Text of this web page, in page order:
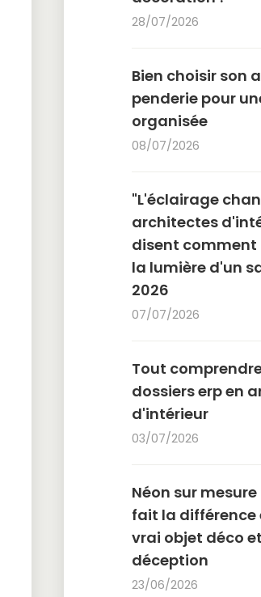
28/07/2026
Bien choisir son
penderie pour
organisée
08/07/2026
"L'éclairage
architectes
disent comment
la lumière d'un
2026
07/07/2026
Tout
dossiers erp en
d'intérieur
03/07/2026
Néon sur mesure
fait la différence
vrai objet déco
déception
23/06/2026